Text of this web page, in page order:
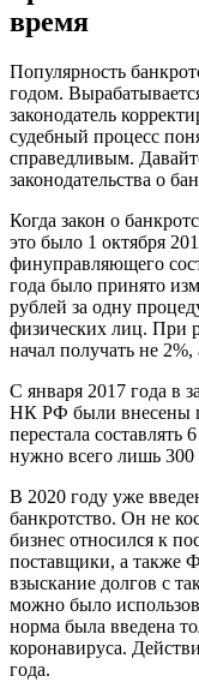
время
Популярность
годом.
законодатель
судебный процесс
справедливым.
законодательства о
Когда закон о
это было 1 октября
финуправляющего
года было принято
рублей за одну
физических лиц. При
начал получать не 2%,
С января 2017 года в
НК РФ были внесены
перестала составлять
нужно всего лишь 300
В 2020 году уже
банкротство. Он не
бизнес относился к
поставщики, а также
взыскание долгов с
можно было
норма была введена
коронавируса.
года.